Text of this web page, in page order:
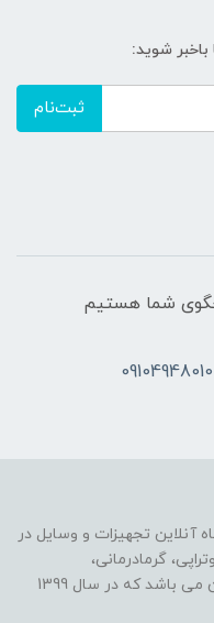
شوید:
ثبت‌نام
آنلاین تجهیزات و وسایل در
گرمادرمانی،
الکتروتراپی، هندتراپی و کاردرمانی در ایران می باشد که در سال 1399